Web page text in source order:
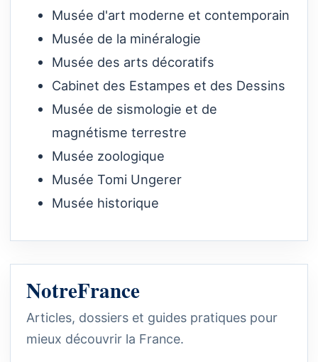
Musée d'art moderne et contemporain
Musée de la minéralogie
Musée des arts décoratifs
Cabinet des Estampes et des Dessins
Musée de sismologie et de
magnétisme terrestre
Musée zoologique
Musée Tomi Ungerer
Musée historique
NotreFrance
Articles, dossiers et guides pratiques pour
mieux découvrir la France.